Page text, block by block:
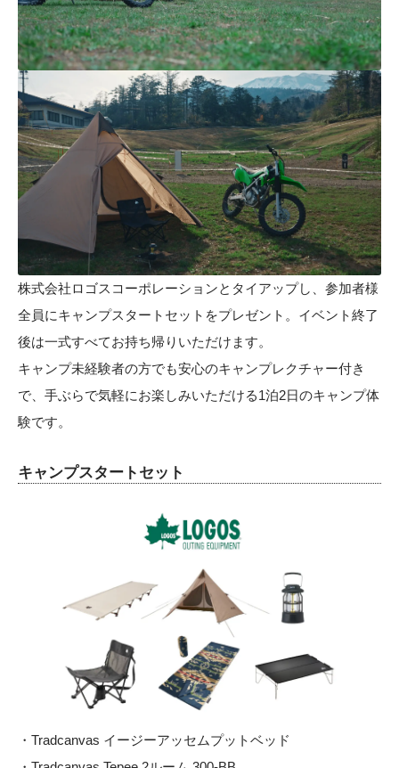
株式会社ロゴスコーポレーションとタイアップし、参加者様
全員にキャンプスタートセットをプレゼント。イベント終了
後は一式すべてお持ち帰りいただけます。
キャンプ未経験者の方でも安心のキャンプレクチャー付き
で、手ぶらで気軽にお楽しみいただける1泊2日のキャンプ体
験です。
キャンプスタートセット
・Tradcanvas イージーアッセムプットベッド